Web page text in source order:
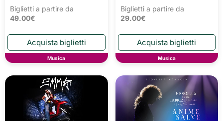
Biglietti a partire da
49.00€
Musica
Biglietti a partire da
29.00€
Musica